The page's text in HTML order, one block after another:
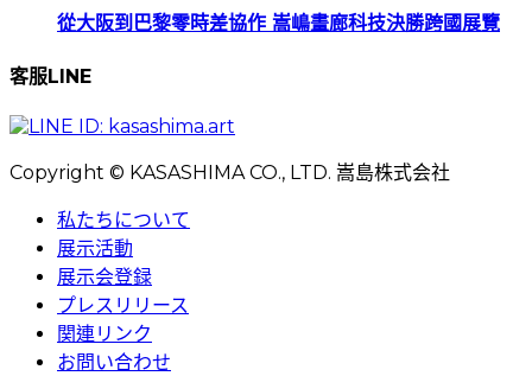
從大阪到巴黎零時差協作 嵩嶋畫廊科技決勝跨國展覽
客服LINE
Copyright © KASASHIMA CO., LTD. 嵩島株式会社
私たちについて
展示活動
展示会登録
プレスリリース
関連リンク
お問い合わせ